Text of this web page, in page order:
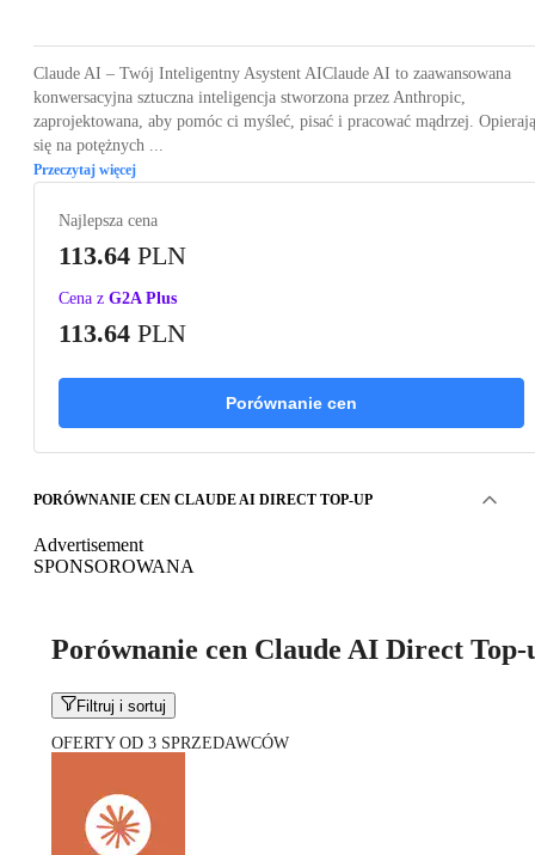
Claude AI – Twój Inteligentny Asystent AIClaude AI to zaawansowana
konwersacyjna sztuczna inteligencja stworzona przez Anthropic,
zaprojektowana, aby pomóc ci myśleć, pisać i pracować mądrzej.
się na potężnych ...
Przeczytaj więcej
Najlepsza cena
113.64 PLN
Cena z G2A Plus
113.64 PLN
Porównanie cen
PORÓWNANIE CEN CLAUDE AI DIRECT TOP-UP
Advertisement
SPONSOROWANA
Porównanie cen Claude AI Direct Top-
Filtruj i sortuj
OFERTY OD 3 SPRZEDAWCÓW